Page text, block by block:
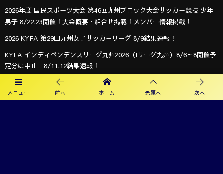
メニュー 前へ ホーム 先頭へ 次へ
2026年度 国民スポーツ大会 第46回九州ブロック大会サッカー競技 少年
男子 8/22.23開催！大会概要・組合せ掲載！メンバー情報掲載！
2026 KYFA 第29回九州女子サッカーリーグ 8/9結果速報！
KYFA インディペンデンスリーグ九州2026（Iリーグ九州）8/6～8開催予
定分は中止 8/11.12結果速報！
2026年度 第40回大文字杯少年サッカー大会 U-12 (福岡) 組合せ掲載！
8/8,9結果速報！